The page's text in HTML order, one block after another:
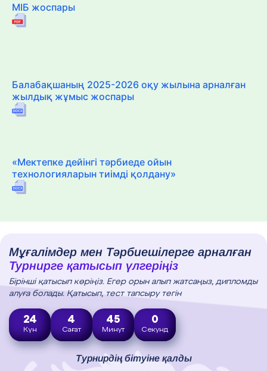
МІБ жоспары
Балабақшаның 2025-2026 оқу жылына арналған
жылдық жұмыс жоспары
«Мектепке дейінгі тәрбиеде ойын
технологияларын тиімді қолдану»
Мұғалімдер мен Тәрбиешілерге арналған
Турнирге қатысып үлгеріңіз
Бірінші қатысып көріңіз. Егер орын алып жатсаңыз, дипломды
алуға болады. Қатысып, тест тапсыру тегін
24
Күн
4
Сағат
44
Минут
58
Секунд
Турнирдің бітуіне қалды